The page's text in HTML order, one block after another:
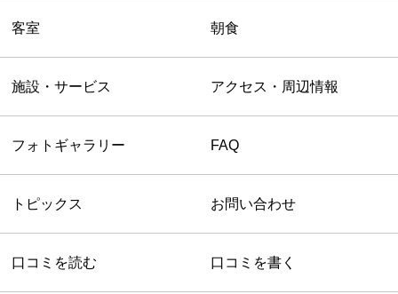
客室 朝食
施設・サービス アクセス・周辺情報
フォトギャラリー FAQ
トピックス お問い合わせ
口コミを読む 口コミを書く